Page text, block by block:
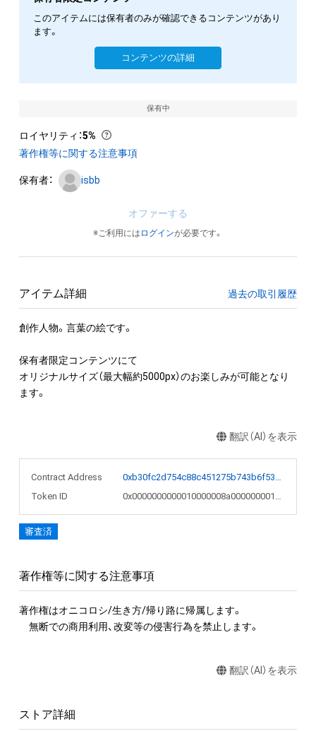
このアイテムには保有者のみが確認できるコンテンツがあり
ます。
コンテンツの詳細
保有中
ロイヤリティ ：5%
著作権等に関する注意事項
保有者： isbb
オファーする
※ご利用には ログインが必要です。
アイテム詳細 過去の取引履歴
創作人物。言葉の絵です。
保有者限定コンテンツにて
オリジナルサイズ（最大幅約5000px）のお楽しみが可能となり
ます。
翻訳（AI）を表示
Contract Address
0xb30fc2d754c88c451275b743b6f530f19f643683
Token ID
0x0000000000010000008a00000000184d
審査済
著作権等に関する注意事項
著作権はオニコロシ/生き方/帰り路に帰属します。
無断での商用利用、改変等の侵害行為を禁止します。
翻訳（AI）を表示
ストア詳細